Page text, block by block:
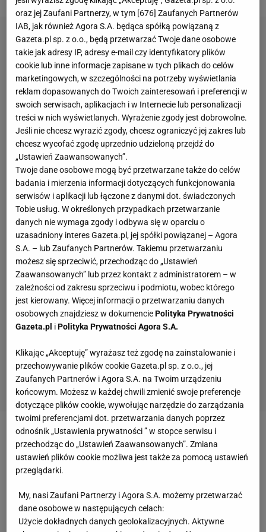
Zobacz wideoMierzejewski szczerze o reprezentacji
Polski! Nagle podszedł Probierz...
Piłkarze, a takżekibice mistrzów Polski bardzo
dobrze i pewnie czuli się na stadionie rywala
Jagielloniibyło widać uśmiech. Litewskie media
oraz jej Zaufani Partnerzy, w tym [676] Zaufanych Partnerów
IAB, jak również Agora S.A. będąca spółką powiązaną z
Gazeta.pl sp. z o.o., będą przetwarzać Twoje dane osobowe
takie jak adresy IP, adresy e-mail czy identyfikatory plików
cookie lub inne informacje zapisane w tych plikach do celów
marketingowych, w szczególności na potrzeby wyświetlania
reklam dopasowanych do Twoich zainteresowań i preferencji w
swoich serwisach, aplikacjach i w Internecie lub personalizacji
treści w nich wyświetlanych. Wyrażenie zgody jest dobrowolne.
Jeśli nie chcesz wyrazić zgody, chcesz ograniczyć jej zakres lub
chcesz wycofać zgodę uprzednio udzieloną przejdź do
„Ustawień Zaawansowanych”.
Twoje dane osobowe mogą być przetwarzane także do celów
badania i mierzenia informacji dotyczących funkcjonowania
serwisów i aplikacji lub łączone z danymi dot. świadczonych
Tobie usług. W określonych przypadkach przetwarzanie
danych nie wymaga zgody i odbywa się w oparciu o
uzasadniony interes Gazeta.pl, jej spółki powiązanej – Agora
S.A. – lub Zaufanych Partnerów. Takiemu przetwarzaniu
możesz się sprzeciwić, przechodząc do „Ustawień
Zaawansowanych” lub przez kontakt z administratorem – w
zależności od zakresu sprzeciwu i podmiotu, wobec którego
jest kierowany. Więcej informacji o przetwarzaniu danych
osobowych znajdziesz w dokumenciePolityka Prywatności
Gazeta.pl iPolityka Prywatności Agora S.A.
Klikając „Akceptuję” wyrażasz też zgodę na zainstalowanie i
przechowywanie plików cookie Gazeta.pl sp. z o.o., jej
Zaufanych Partnerów i Agora S.A. na Twoim urządzeniu
końcowym. Możesz w każdej chwili zmienić swoje preferencje
dotyczące plików cookie, wywołując narzędzie do zarządzania
twoimi preferencjami dot. przetwarzania danych poprzez
odnośnik „Ustawienia prywatności ” w stopce serwisu i
przechodząc do „Ustawień Zaawansowanych”. Zmiana
ustawień plików cookie możliwa jest także za pomocą ustawień
przeglądarki.
My, nasi Zaufani Partnerzy i Agora S.A. możemy przetwarzać
dane osobowe w następujących celach:
Użycie dokładnych danych geolokalizacyjnych. Aktywne